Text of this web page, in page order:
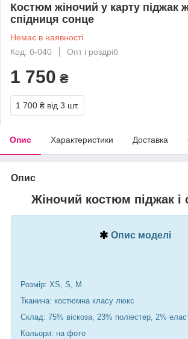
Костюм жіночий у карту піджак
спідниця сонце
Немає в наявності
Код: б-040
Опт і роздріб
1 750 ₴
1 700 ₴ від 3 шт.
Опис Характеристики Доставка
Опис
Жіночий костюм піджак і
Опис моделі
Розмір: XS, S, M
Тканина: костюмна класу люкс
Склад: 75% віскоза, 23% поліестер, 2%
Кольори: на фото